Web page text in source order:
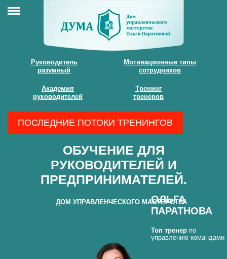
Руководитель
разумный
Мотивационные типы
сотрудников
Академия
руководителей
Тренинг
тренеров
ПОСЛЕДНИЕ ПОТОКИ ТРЕНИНГОВ
ОБУЧЕНИЕ ДЛЯ
РУКОВОДИТЕЛЕЙ И
ПРЕДПРИНИМАТЕЛЕЙ.
ДОМ УПРАВЛЕНЧЕСКОГО МАСТЕРСТВА
ОЛЬГА
ПАРАТНОВА
Топ тренер по
управлению командами